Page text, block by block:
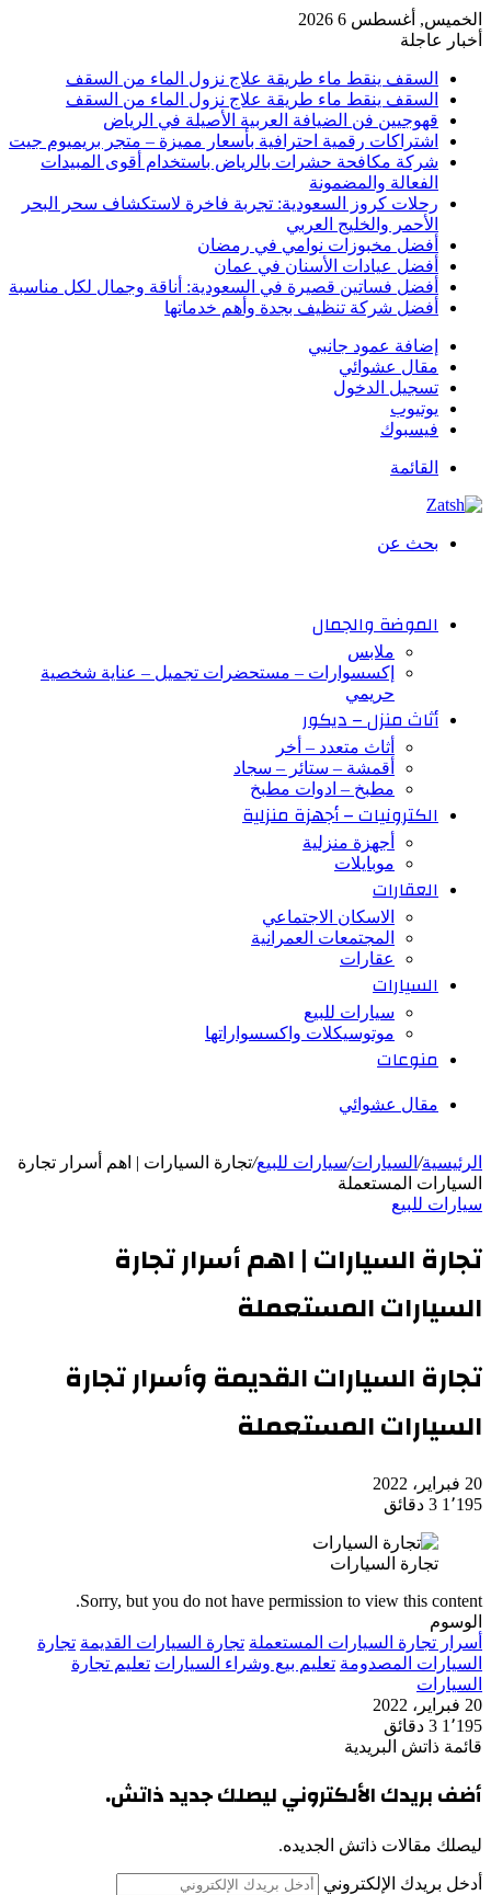
الخميس, أغسطس 6 2026
أخبار عاجلة
السقف ينقط ماء طريقة علاج نزول الماء من السقف
السقف ينقط ماء طريقة علاج نزول الماء من السقف
قهوجيين فن الضيافة العربية الأصيلة في الرياض
اشتراكات رقمية احترافية بأسعار مميزة – متجر بريميوم جيت
شركة مكافحة حشرات بالرياض باستخدام أقوى المبيدات
الفعالة والمضمونة
رحلات كروز السعودية: تجربة فاخرة لاستكشاف سحر البحر
الأحمر والخليج العربي
أفضل مخبوزات نوامي في رمضان
أفضل عيادات الأسنان في عمان
أفضل فساتين قصيرة في السعودية: أناقة وجمال لكل مناسبة
أفضل شركة تنظيف بجدة وأهم خدماتها
إضافة عمود جانبي
مقال عشوائي
تسجيل الدخول
يوتيوب
فيسبوك
القائمة
بحث عن
الموضة والجمال
ملابس
إكسسوارات – مستحضرات تجميل – عناية شخصية
حريمي
أثاث منزل – ديكور
أثاث متعدد – أخر
أقمشة – ستائر – سجاد
مطبخ – ادوات مطبخ
الكترونيات – أجهزة منزلية
أجهزة منزلية
موبايلات
العقارات
الاسكان الاجتماعي
المجتمعات العمرانية
عقارات
السيارات
سيارات للبيع
موتوسيكلات واكسسواراتها
منوعات
مقال عشوائي
الرئيسية/ السيارات/سيارات للبيع/تجارة السيارات | اهم أسرار تجارة
السيارات المستعملة
سيارات للبيع
تجارة السيارات | اهم أسرار تجارة
السيارات المستعملة
تجارة السيارات القديمة وأسرار تجارة
السيارات المستعملة
20 فبراير، 2022
1٬195 3 دقائق
تجارة السيارات
Sorry, but you do not have permission to view this content.
الوسوم
أسرار تجارة السيارات المستعملة تجارة السيارات القديمة تجارة
السيارات المصدومة تعليم بيع وشراء السيارات تعليم تجارة
السيارات
20 فبراير، 2022
1٬195 3 دقائق
قائمة ذاتش البريدية
أضف بريدك الألكتروني ليصلك جديد ذاتش.
ليصلك مقالات ذاتش الجديده.
أدخل بريدك الإلكتروني